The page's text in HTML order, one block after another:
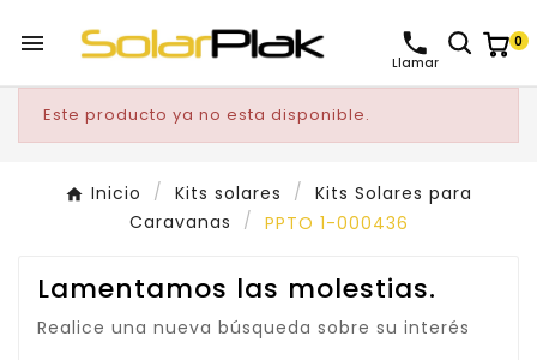

Llamar
0
Este producto ya no esta disponible.
Inicio Kits solares
Kits Solares para
Caravanas
PPTO 1-000436
Lamentamos las molestias.
Realice una nueva búsqueda sobre su interés